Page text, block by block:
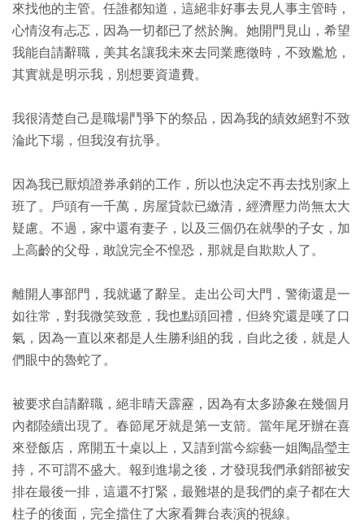
來找他的主管。任誰都知道，這絕非好事去見人事主管時，
心情沒有忐忑，因為一切都已了然於胸。她開門見山，希望
我能自請辭職，美其名讓我未來去同業應徵時，不致尷尬，
其實就是明示我，別想要資遣費。
我很清楚自己是職場鬥爭下的祭品，因為我的績效絕對不致
淪此下場，但我沒有抗爭。
因為我已厭煩證券承銷的工作，所以也決定不再去找別家上
班了。戶頭有一千萬，房屋貸款已繳清，經濟壓力尚無太大
疑慮。不過，家中還有妻子，以及三個仍在就學的子女，加
上高齡的父母，敢說完全不惶恐，那就是自欺欺人了。
離開人事部門，我就遞了辭呈。走出公司大門，警衛還是一
如往常，對我微笑致意，我也點頭回禮，但終究還是嘆了口
氣，因為一直以來都是人生勝利組的我，自此之後，就是人
們眼中的魯蛇了。
被要求自請辭職，絕非晴天霹靂，因為有太多跡象在幾個月
內都陸續出現了。春節尾牙就是第一支箭。當年尾牙辦在喜
來登飯店，席開五十桌以上，又請到當今綜藝一姐陶晶瑩主
持，不可謂不盛大。報到進場之後，才發現我們承銷部被安
排在最後一排，這還不打緊，最難堪的是我們的桌子都在大
柱子的後面，完全擋住了大家看舞台表演的視線。